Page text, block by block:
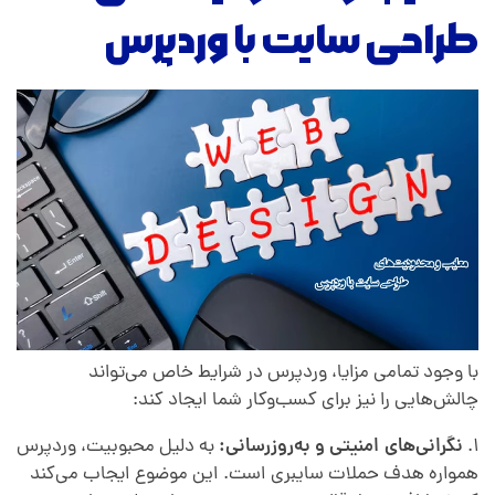
:
ا
ر
د
طراحی سایت با وردپرس
با وجود تمامی مزایا، وردپرس در شرایط خاص می‌تواند
چالش‌هایی را نیز برای کسب‌وکار شما ایجاد کند:
۱. نگرانی‌های امنیتی و به‌روزرسانی:به دلیل محبوبیت، وردپرس
همواره هدف حملات سایبری است. این موضوع ایجاب می‌کند